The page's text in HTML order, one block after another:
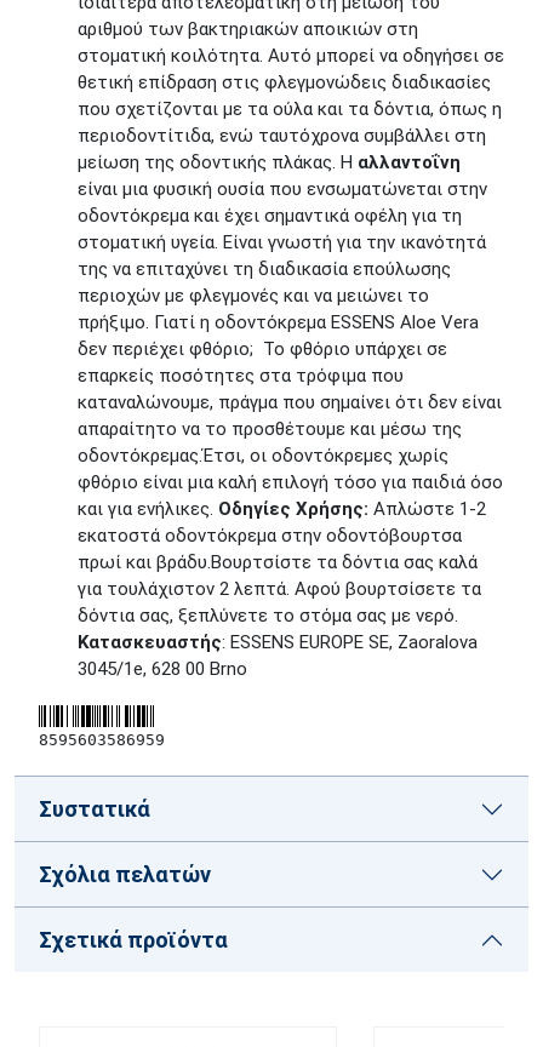
αριθμού των βακτηριακών αποικιών στη
στοματική κοιλότητα. Αυτό μπορεί να οδηγήσει σε
θετική επίδραση στις φλεγμονώδεις διαδικασίες
που σχετίζονται με τα ούλα και τα δόντια, όπως η
περιοδοντίτιδα, ενώ ταυτόχρονα συμβάλλει στη
μείωση της οδοντικής πλάκας. Η αλλαντοΐνη
είναι μια φυσική ουσία που ενσωματώνεται στην
οδοντόκρεμα και έχει σημαντικά οφέλη για τη
στοματική υγεία. Είναι γνωστή για την ικανότητά
της να επιταχύνει τη διαδικασία επούλωσης
περιοχών με φλεγμονές και να μειώνει το
πρήξιμο. Γιατί η οδοντόκρεμα ESSENS Aloe Vera
δεν περιέχει φθόριο; Το φθόριο υπάρχει σε
επαρκείς ποσότητες στα τρόφιμα που
καταναλώνουμε, πράγμα που σημαίνει ότι δεν είναι
απαραίτητο να το προσθέτουμε και μέσω της
οδοντόκρεμας.Έτσι, οι οδοντόκρεμες χωρίς
φθόριο είναι μια καλή επιλογή τόσο για παιδιά όσο
και για ενήλικες. Οδηγίες Χρήσης: Απλώστε 1-2
εκατοστά οδοντόκρεμα στην οδοντόβουρτσα
πρωί και βράδυ.Βουρτσίστε τα δόντια σας καλά
για τουλάχιστον 2 λεπτά. Αφού βουρτσίσετε τα
δόντια σας, ξεπλύνετε το στόμα σας με νερό.
Κατασκευαστής: ESSENS EUROPE SE, Zaoralova
3045/1e, 628 00 Brno
8595603586959
Συστατικά
Σχόλια πελατών
Σχετικά προϊόντα